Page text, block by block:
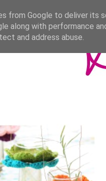
from Google to deliver its
along with performance
and address abuse.